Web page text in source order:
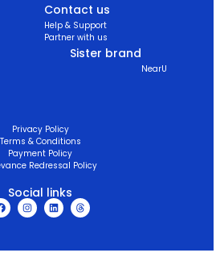
Contact us
Help & Support
Partner with us
Sister brand
NearU
Privacy Policy
Terms & Conditions
Payment Policy
Redressal Policy
Social links